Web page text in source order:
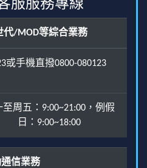
服服務專線
代/MOD等綜合業務
或手機直撥0800-080123
至周五：9:00~21:00，例假
日：9:00~18:00
信業務